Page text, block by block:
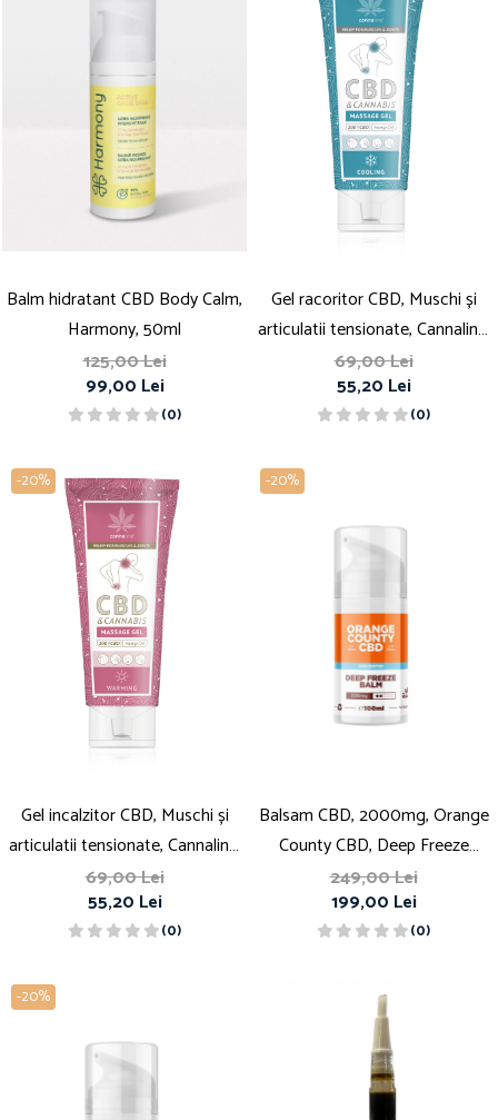
Balm hidratant CBD Body Calm,
Harmony, 50ml
125,00 Lei
99,00 Lei
(0)
Gel racoritor CBD, Muschi și
articulatii tensionate, Cannaline,
200mg
69,00 Lei
55,20 Lei
(0)
-20%
Gel incalzitor CBD, Muschi și
articulatii tensionate, Cannaline,
200mg
69,00 Lei
55,20 Lei
(0)
-20%
Balsam CBD, 2000mg, Orange
County CBD, Deep Freeze
Muscle Balm, 100ml
249,00 Lei
199,00 Lei
(0)
-20%